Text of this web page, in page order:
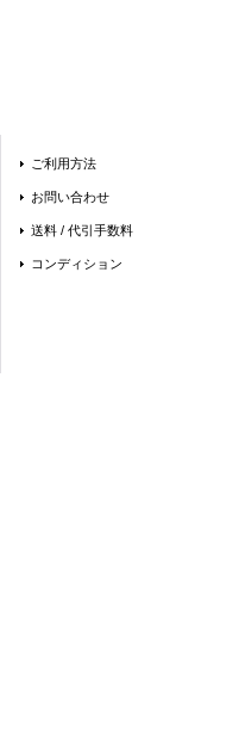
ご利用方法
お問い合わせ
送料 / 代引手数料
コンディション